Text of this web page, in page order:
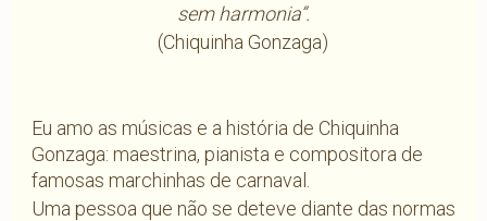
sem harmonia”.
(Chiquinha Gonzaga)
Eu amo as músicas e a história de Chiquinha
Gonzaga: maestrina, pianista e compositora de
famosas marchinhas de carnaval.
Uma pessoa que não se deteve diante das normas